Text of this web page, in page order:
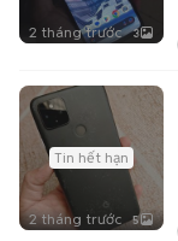
2 tháng trước 3
Tin hết hạn
2 tháng trước 5